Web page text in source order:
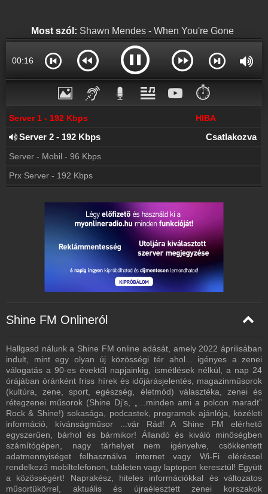
Online rádió készítés
Készítés lépésről lépésre
Most szól: Shawn Mendes - When You're Gone
00:17
⏱️
Server 1 - 192 Kbps HIBA
Server 2 - 192 Kbps Csatlakozva
Server - Mobil - 96 Kbps
Prx Server - 192 Kbps
Shine FM Onlineról
Hallgasd nálunk a Shine FM online adását, amely 2022 áprilisában
indult, mint egy olyan új közösségi tér ahol... igényes a zenei
válogatás a 90-es évektől napjainkig, ismétlések nélkül, a nap 24
órájában óránként friss hírek és időjárásjelentés, magazinműsorok
(kultúra, zene, sport, egészség, életmód) választéka, zenei és
rétegzenei műsorok (Shine Dj’s, „…minden ami a polcon maradt”
Rock & Shine!) sokasága, podcastek, programok ajánlója, közéleti
információ, kívánságműsor ...vár Rád! A Shine FM elérhető
egyszerűen, bárhol és bármikor! Állandó és kiváló minőségben
számítógépen, nagy tárhelyet nem igényelve, csökkentett
adatmennyiséget felhasználva internet vagy Wi-Fi eléréssel
rendelkező mobiltelefonon, tableten vagy laptopon keresztül! Együtt
a közösségért! Naprakész, hiteles információkkal és változatos
műsortükörrel, aktuális és újraélesztett zenei korszakok